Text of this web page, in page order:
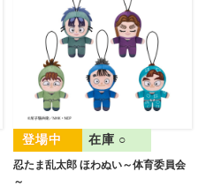
忍たま乱太郎 ほわぬい～体育委員会
～
在庫 ○